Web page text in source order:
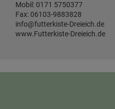
Mobil: 0171 5750377
Fax: 06103-9883828
info@futterkiste-Dreieich.de
www.Futterkiste-Dreieich.de